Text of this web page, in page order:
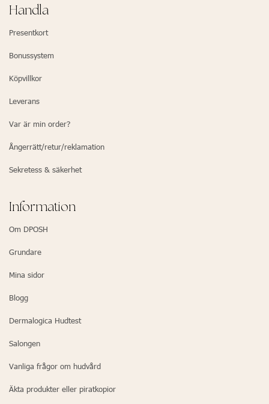
Handla
Presentkort
Bonussystem
Köpvillkor
Leverans
Var är min order?
Ångerrätt/retur/reklamation
Sekretess & säkerhet
Information
Om DPOSH
Grundare
Mina sidor
Blogg
Dermalogica Hudtest
Salongen
Vanliga frågor om hudvård
Äkta produkter eller piratkopior